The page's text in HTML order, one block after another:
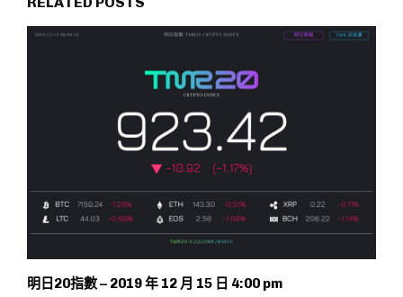
明日20指數 – 2019 年 12 月 15 日 4:00 pm